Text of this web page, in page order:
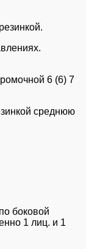
6 (6) 7
среднюю
боковой
1 лиц. и 1